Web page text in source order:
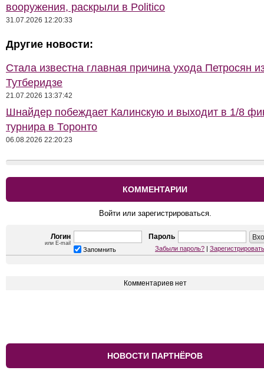
вооружения, раскрыли в Politico
31.07.2026 12:20:33
Другие новости:
Стала известна главная причина ухода Петросян
Тутберидзе
21.07.2026 13:37:42
Шнайдер побеждает Калинскую и выходит в 1/8
турнира в Торонто
06.08.2026 22:20:23
КОММЕНТАРИИ
Войти или зарегистрироваться.
Логин
или E-mail
Пароль
Запомнить Забыли пароль? |
Комментариев нет
НОВОСТИ ПАРТНЁРОВ